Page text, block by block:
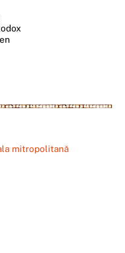
mitropolitană